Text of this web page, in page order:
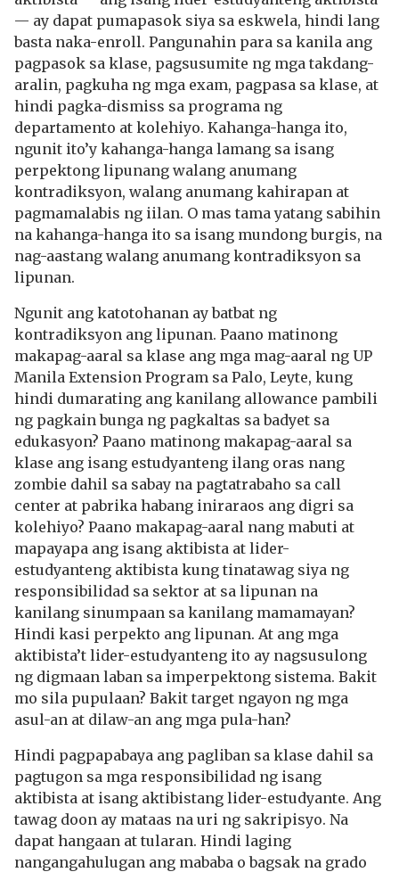
— ay dapat pumapasok siya sa eskwela, hindi lang
basta naka-enroll. Pangunahin para sa kanila ang
pagpasok sa klase, pagsusumite ng mga takdang-
aralin, pagkuha ng mga exam, pagpasa sa klase, at
hindi pagka-dismiss sa programa ng
departamento at kolehiyo. Kahanga-hanga ito,
ngunit ito’y kahanga-hanga lamang sa isang
perpektong lipunang walang anumang
kontradiksyon, walang anumang kahirapan at
pagmamalabis ng iilan. O mas tama yatang sabihin
na kahanga-hanga ito sa isang mundong burgis, na
nag-aastang walang anumang kontradiksyon sa
lipunan.
Ngunit ang katotohanan ay batbat ng
kontradiksyon ang lipunan. Paano matinong
makapag-aaral sa klase ang mga mag-aaral ng UP
Manila Extension Program sa Palo, Leyte, kung
hindi dumarating ang kanilang allowance pambili
ng pagkain bunga ng pagkaltas sa badyet sa
edukasyon? Paano matinong makapag-aaral sa
klase ang isang estudyanteng ilang oras nang
zombie dahil sa sabay na pagtatrabaho sa call
center at pabrika habang iniraraos ang digri sa
kolehiyo? Paano makapag-aaral nang mabuti at
mapayapa ang isang aktibista at lider-
estudyanteng aktibista kung tinatawag siya ng
responsibilidad sa sektor at sa lipunan na
kanilang sinumpaan sa kanilang mamamayan?
Hindi kasi perpekto ang lipunan. At ang mga
aktibista’t lider-estudyanteng ito ay nagsusulong
ng digmaan laban sa imperpektong sistema. Bakit
mo sila pupulaan? Bakit target ngayon ng mga
asul-an at dilaw-an ang mga pula-han?
Hindi pagpapabaya ang pagliban sa klase dahil sa
pagtugon sa mga responsibilidad ng isang
aktibista at isang aktibistang lider-estudyante. Ang
tawag doon ay mataas na uri ng sakripisyo. Na
dapat hangaan at tularan. Hindi laging
nangangahulugan ang mababa o bagsak na grado